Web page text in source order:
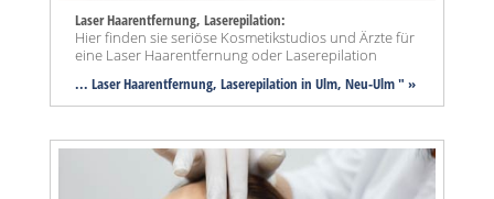
Laser Haarentfernung, Laserepilation:
Hier finden sie seriöse Kosmetikstudios und Ärzte für
eine Laser Haarentfernung oder Laserepilation
... Laser Haarentfernung, Laserepilation in Ulm, Neu-Ulm " »